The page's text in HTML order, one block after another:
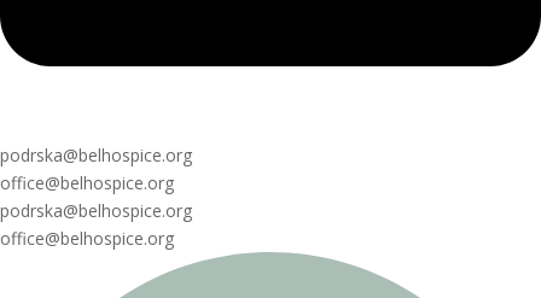
podrska@belhospice.org
office@belhospice.org
podrska@belhospice.org
office@belhospice.org